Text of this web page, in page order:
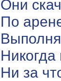
Они
По
Никогда
Ни за